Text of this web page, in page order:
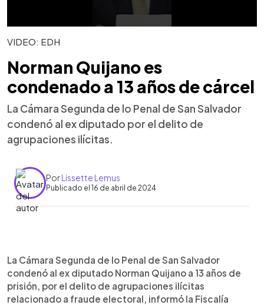
VIDEO: EDH
Norman Quijano es
condenado a 13 años de cárcel
La Cámara Segunda de lo Penal de San Salvador
condenó al ex diputado por el delito de
agrupaciones ilícitas.
PorLissette Lemus
Publicado el 16 de abril de 2024
Escuchar artículo
La Cámara Segunda de lo Penal de San Salvador
condenó al ex diputado Norman Quijano a 13 años de
prisión, por el delito de agrupaciones ilícitas
relacionado a fraude electoral, informó la Fiscalía